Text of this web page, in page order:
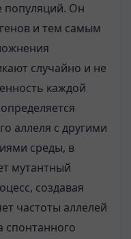
популяций. Он
и тем самым
случайно и не
каждой
аллеля с другими
среды, в
мутантный
создавая
частоты аллелей
спонтанного